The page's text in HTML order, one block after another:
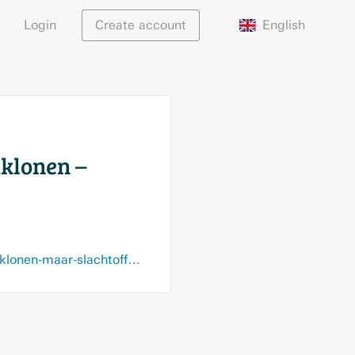
Login Create account English
–
www.nrc.nl/nieuws/2025/06/02/volop-waarschuwingen-voor-oplichting-met-stemklonen-maar-slachtoffers-zijn-schaars-a4895442